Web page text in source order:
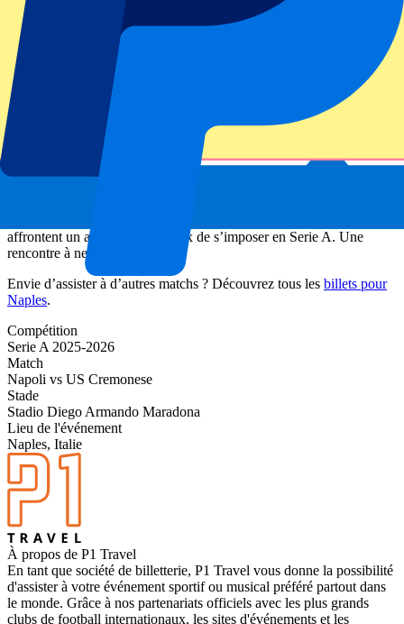
Napoli vs US Cremonese Billets
affrontent un adversaire désireux de s’imposer en Serie A. Une
rencontre à ne pas manquer.
Envie d’assister à d’autres matchs ? Découvrez tous les billets pour
Naples.
Compétition
Serie A 2025-2026
Match
Napoli vs US Cremonese
Stade
Stadio Diego Armando Maradona
Lieu de l'événement
Naples, Italie
À propos de P1 Travel
En tant que société de billetterie, P1 Travel vous donne la possibilité
d'assister à votre événement sportif ou musical préféré partout dans
le monde. Grâce à nos partenariats officiels avec les plus grands
clubs de football internationaux, les sites d'événements et les